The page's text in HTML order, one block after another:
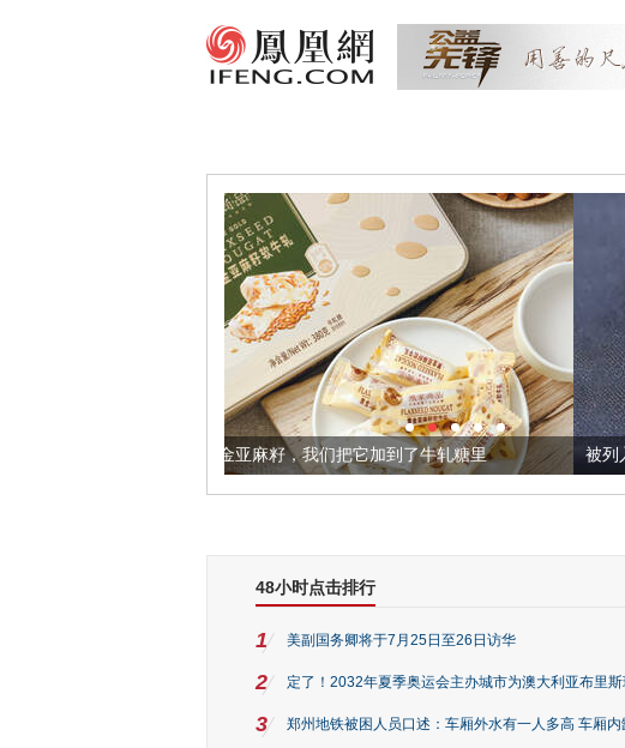
更健康的黄金亚麻籽，我们把它加到了牛轧糖里 被列入佛家七宝的它
48小时点击排行
1 美副国务卿将于7月25日至26日访华
2 定了！2032年夏季奥运会主办城市为澳大利亚布里
3 郑州地铁被困人员口述：车厢外水有一人多高 车厢内